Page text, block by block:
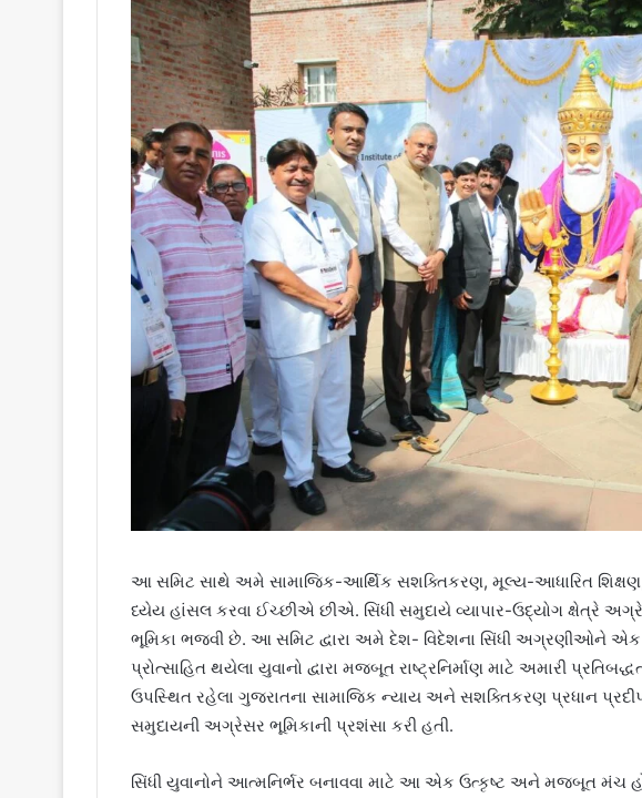
આ સમિટ સાથે અમે સામાજિક-આર્થિક સશક્તિકરણ, મૂલ્ય-આધારિત
ધ્યેય હાંસલ કરવા ઈચ્છીએ છીએ. સિંધી સમુદાયે વ્યાપાર-ઉદ્યોગ ક્ષેત્રે
ભૂમિકા ભજવી છે. આ સમિટ દ્વારા અમે દેશ- વિદેશના સિંધી અગ્રણીઓને
પ્રોત્સાહિત થયેલા યુવાનો દ્વારા મજબૂત રાષ્ટ્રનિર્માણ માટે અમારી
ઉપસ્થિત રહેલા ગુજરાતના સામાજિક ન્યાય અને સશક્તિકરણ પ્રધાન
સમુદાયની અગ્રેસર ભૂમિકાની પ્રશંસા કરી હતી.
સિંધી યુવાનોને આત્મનિર્ભર બનાવવા માટે આ એક ઉત્કૃષ્ટ અને મજબૂત મંચ